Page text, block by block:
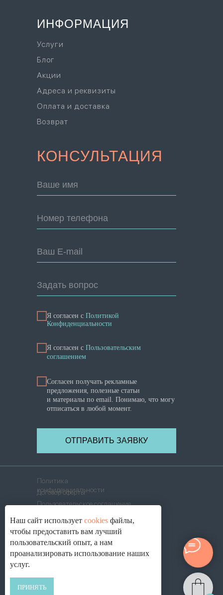
ИНФОРМАЦИЯ
Услуги
Адреса и реквизиты
КОНСУЛЬТАЦИЯ
Ваше имя
Номер телефона
Ваш E-mail
Задать вопрос
Я согласен с Политикой
Конфиденциальности
Я cогласен с Пользовательским
соглашением
Согласен получать рекламные
предложения, полезные статьи
и материалы по email. Понимаю, что могу
отписаться в любой момент.
ОТПРАВИТЬ ЗАЯВКУ
Оплата и доставка
Политика
конфиденциальности
Согласие на обработку
ПД
cookies
Пользовательское соглашение
Договор оферты
Возврат
Блог
Акции
Наш сайт использует cookies файлы,
чтобы предоставить вам лучший
пользовательский опыт, а нам
проанализировать использование наших
услуг.
ПРИНЯТЬ